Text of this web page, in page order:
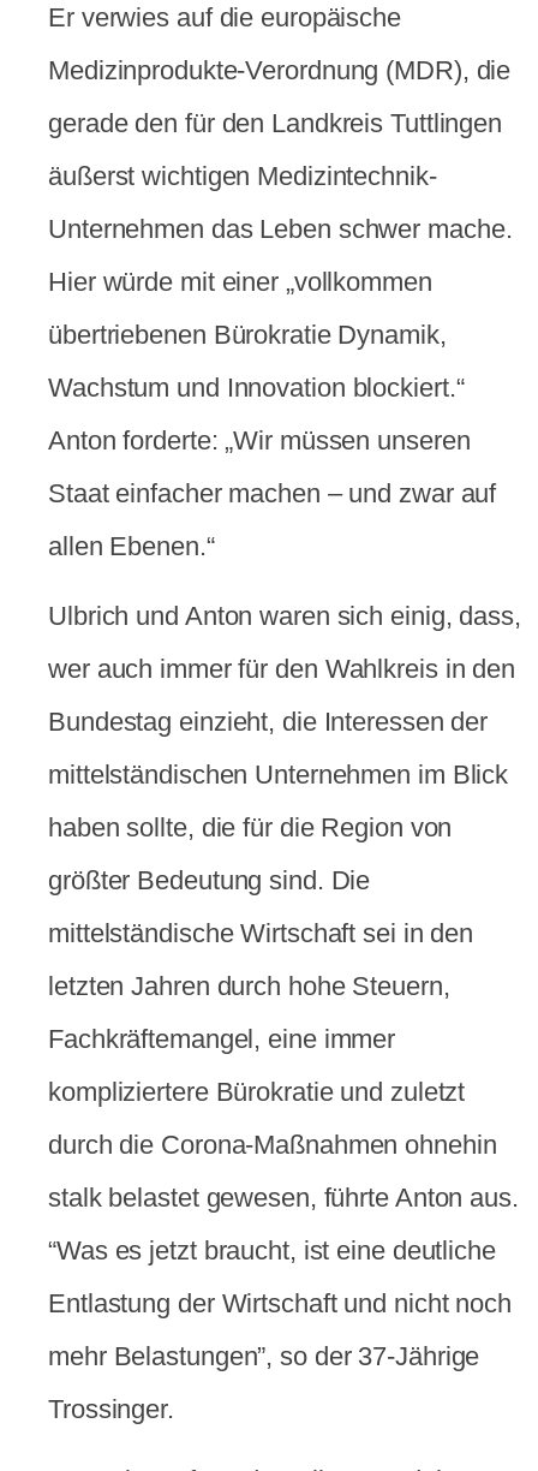
Er verwies auf die europäische
Medizinprodukte-Verordnung (MDR), die
gerade den für den Landkreis Tuttlingen
äußerst wichtigen Medizintechnik-
Unternehmen das Leben schwer mache.
Hier würde mit einer „vollkommen
übertriebenen Bürokratie Dynamik,
Wachstum und Innovation blockiert.“
Anton forderte: „Wir müssen unseren
Staat einfacher machen – und zwar auf
allen Ebenen.“
Ulbrich und Anton waren sich einig, dass,
wer auch immer für den Wahlkreis in den
Bundestag einzieht, die Interessen der
mittelständischen Unternehmen im Blick
haben sollte, die für die Region von
größter Bedeutung sind. Die
mittelständische Wirtschaft sei in den
letzten Jahren durch hohe Steuern,
Fachkräftemangel, eine immer
kompliziertere Bürokratie und zuletzt
durch die Corona-Maßnahmen ohnehin
stalk belastet gewesen, führte Anton aus.
“Was es jetzt braucht, ist eine deutliche
Entlastung der Wirtschaft und nicht noch
mehr Belastungen”, so der 37-Jährige
Trossinger.